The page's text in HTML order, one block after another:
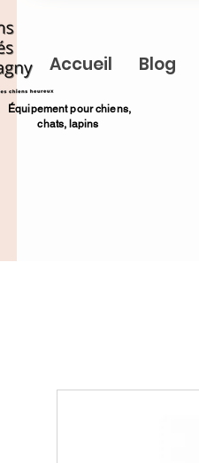
Accueil Blog
​Équipement pour chiens,
chats, lapins